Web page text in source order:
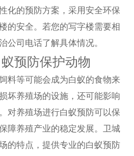
化的预防方案，采用安全环保
的安全。若您的写字楼需要相
公司电话了解具体情况。
预防保护动物
料等可能会成为白蚁的食物来
坏养殖场的设施，还可能影响
对养殖场进行白蚁预防可以保
障养殖产业的稳定发展。卫城
的特点，提供专业的白蚁预防